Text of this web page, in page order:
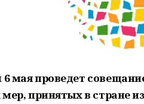
мая проведет
принятых в стране